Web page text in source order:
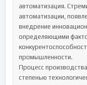
автоматизация.
автоматизации,
внедрение
определяющими
промышленности.
Процесс
степенью